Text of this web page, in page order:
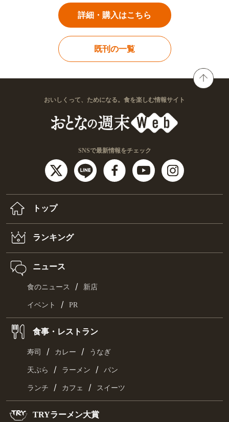
詳細・購入はこちら
既刊の一覧
おいしくって、ためになる。食を楽しむ情報サイト
SNSで最新情報をチェック
トップ
ランキング
ニュース
食のニュース / 新店
イベント / PR
食事・レストラン
寿司 / カレー / うなぎ
天ぷら / ラーメン / パン
ランチ / カフェ / スイーツ
TRYラーメン大賞